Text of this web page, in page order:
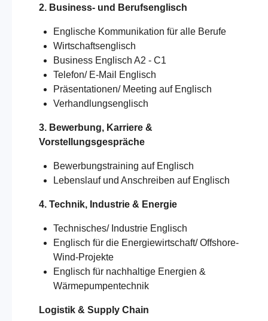
2. Business- und Berufsenglisch
Englische Kommunikation für alle Berufe
Wirtschaftsenglisch
Business Englisch A2 - C1
Telefon/ E-Mail Englisch
Präsentationen/ Meeting auf Englisch
Verhandlungsenglisch
3. Bewerbung, Karriere &
Vorstellungsgespräche
Bewerbungstraining auf Englisch
Lebenslauf und Anschreiben auf Englisch
4. Technik, Industrie & Energie
Technisches/ Industrie Englisch
Englisch für die Energiewirtschaft/ Offshore-
Wind-Projekte
Englisch für nachhaltige Energien &
Wärmepumpentechnik
Logistik & Supply Chain